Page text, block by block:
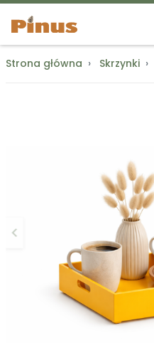
Strona główna Skrzynki
Poprzedni
keyboard_arrow_left